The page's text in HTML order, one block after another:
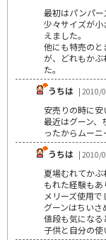
最初はパンパー
少々サイズが
えました。
他にも特売のと
が、どれもか
た。
うちは | 2010/
安売りの時に安
最近はグーン
ったからムーニ
うちは | 2010/
夏場むれてかぶ
もれた経験も
メリーズ使用
グーンはちいさ
値段も気になる
子供と自分の